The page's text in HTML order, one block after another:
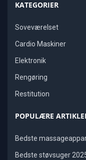
KATEGORIER
Soveværelset
Cardio Maskiner
Elektronik
Rengøring
Restitution
POPULÆRE
Bedste
Bedste støvsuger